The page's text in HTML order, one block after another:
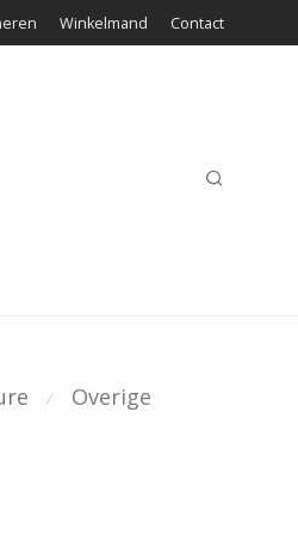
Winkelmand Contact
⁄ Overige